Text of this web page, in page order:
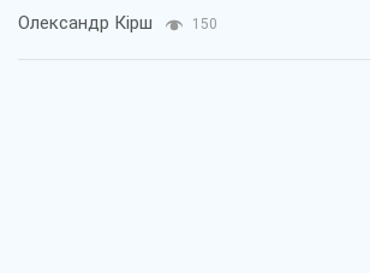
Олександр Кірш 150